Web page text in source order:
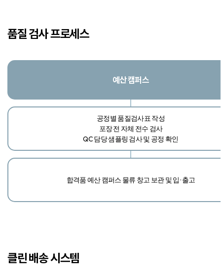
품질 검사 프로세스
예산 캠퍼스
공정별 품질검사표 작성​
포장 전 자체 전수 검사​
QC 담당 샘플링 검사 및 공정 확인
합격품 예산 캠퍼스 물류 창고 보관 및 입 · 출고
클린 배송 시스템